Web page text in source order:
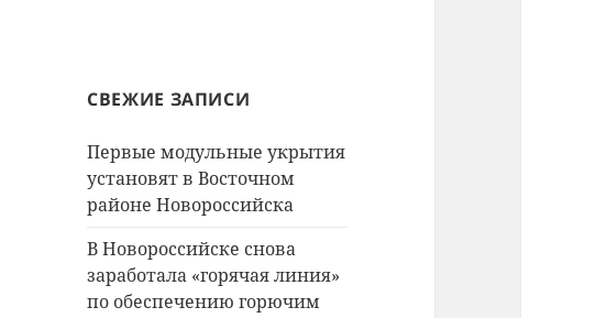
СВЕЖИЕ ЗАПИСИ
Первые модульные укрытия
установят в Восточном
районе Новороссийска
В Новороссийске снова
заработала «горячая линия»
по обеспечению горючим